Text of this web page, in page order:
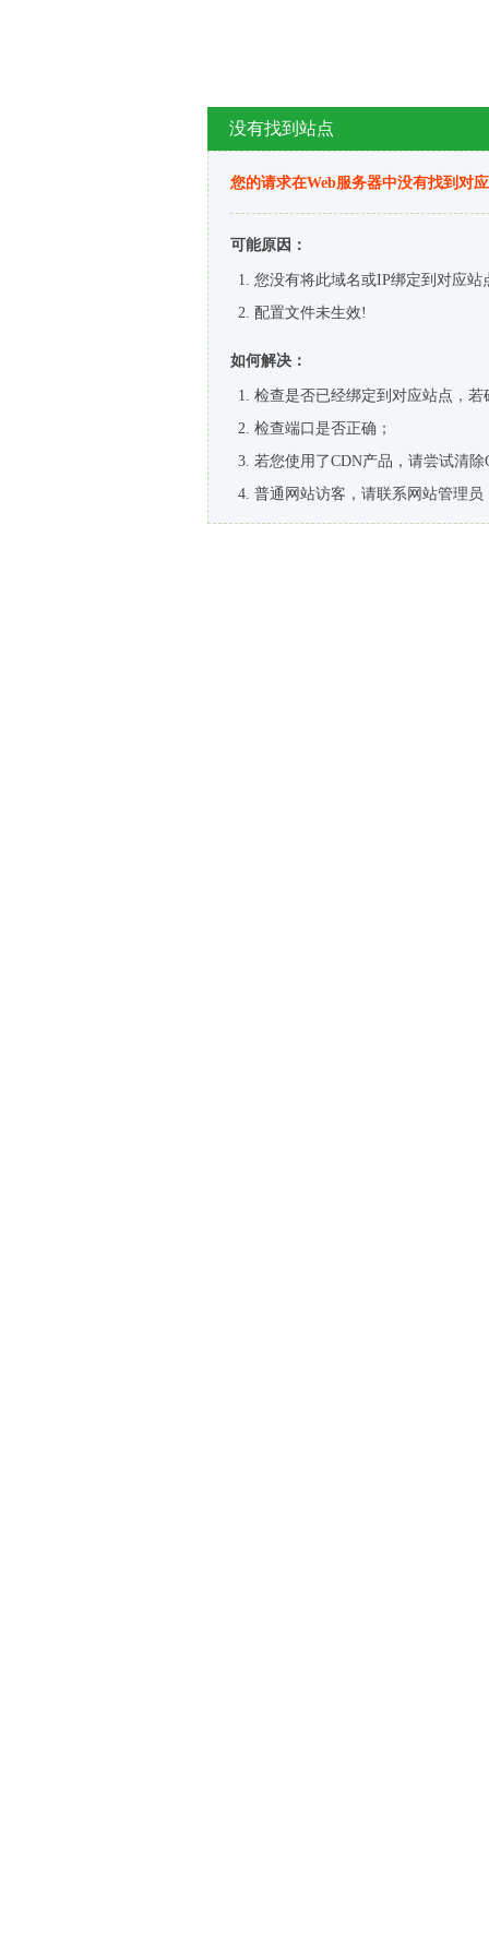
没有找到站点
您的请求在Web服务器中没有找到对
可能原因：
您没有将此域名或IP绑定到对应站
配置文件未生效!
如何解决：
检查是否已经绑定到对应站点，
检查端口是否正确；
若您使用了CDN产品，请尝试清除
普通网站访客，请联系网站管理员